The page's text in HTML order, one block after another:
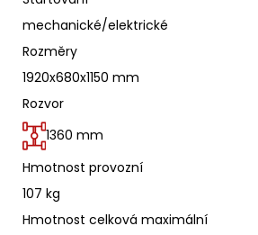
mechanické/elektrické
Rozměry
1920x680x1150 mm
Rozvor
1360 mm
Hmotnost provozní
107 kg
Hmotnost celková maximální